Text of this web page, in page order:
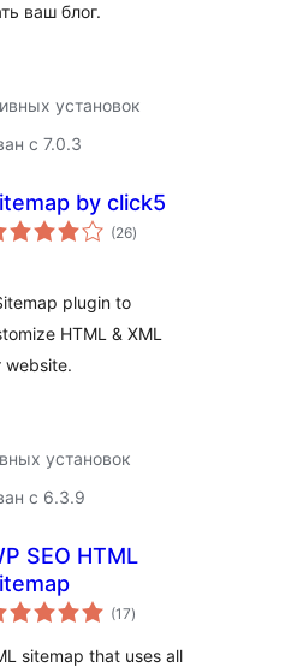
ваш блог.
установок
с 7.0.3
by click5
(26общий
рейтинг
)
plugin to
HTML & XML
website.
установок
с 6.3.9
SEO HTML
(17общий
рейтинг
)
sitemap that uses all